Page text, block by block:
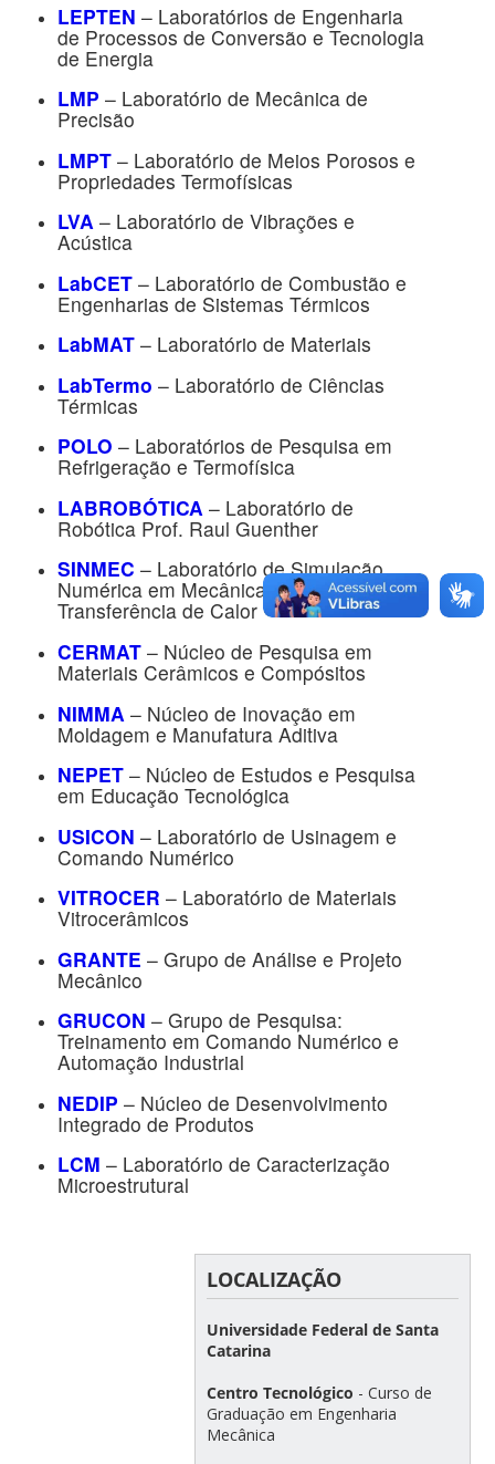
LEPTEN – Laboratórios de Engenharia
de Processos de Conversão e Tecnologia
de Energia
LMP – Laboratório de Mecânica de
Precisão
LMPT– Laboratório de Meios Porosos e
Propriedades Termofísicas
LVA – Laboratório de Vibrações e
Acústica
LabCET – Laboratório de Combustão e
Engenharias de Sistemas Térmicos
LabMAT – Laboratório de Materiais
LabTermo – Laboratório de Ciências
Térmicas
POLO – Laboratórios de Pesquisa em
Refrigeração e Termofísica
LABROBÓTICA – Laboratório de
Robótica Prof. Raul Guenther
SINMEC – Laboratório de Simulação
Numérica em Mecânica dos Fluidos e
Transferência de Calor
CERMAT – Núcleo de Pesquisa em
Materiais Cerâmicos e Compósitos
NIMMA – Núcleo de Inovação em
Moldagem e Manufatura Aditiva
NEPET – Núcleo de Estudos e Pesquisa
em Educação Tecnológica
USICON – Laboratório de Usinagem e
Comando Numérico
VITROCER – Laboratório de Materiais
Vitrocerâmicos
GRANTE – Grupo de Análise e Projeto
Mecânico
GRUCON – Grupo de Pesquisa:
Treinamento em Comando Numérico e
Automação Industrial
NEDIP – Núcleo de Desenvolvimento
Integrado de Produtos
LCM – Laboratório de Caracterização
Microestrutural
LOCALIZAÇÃO
Universidade Federal de Santa
Catarina
Centro Tecnológico - Curso de
Graduação em Engenharia
Mecânica